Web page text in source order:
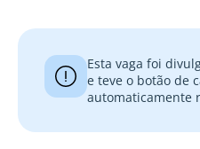
Esta vaga foi
e teve o botão de
automaticamente